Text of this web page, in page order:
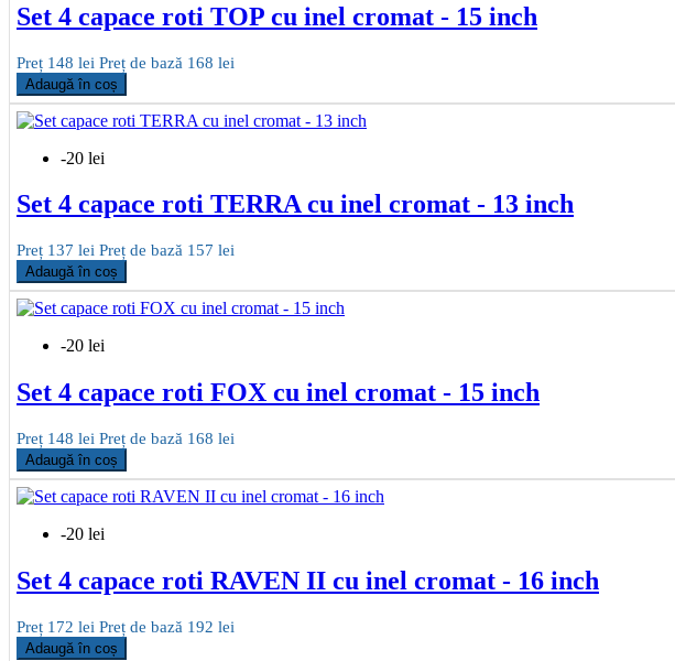
Set 4 capace roti TOP cu inel cromat - 15 inch
Preț 148 lei Preț de bază 168 lei
Adaugă în coș
-20 lei
Set 4 capace roti TERRA cu inel cromat - 13 inch
Preț 137 lei Preț de bază 157 lei
Adaugă în coș
-20 lei
Set 4 capace roti FOX cu inel cromat - 15 inch
Preț 148 lei Preț de bază 168 lei
Adaugă în coș
-20 lei
Set 4 capace roti RAVEN II cu inel cromat - 16 inch
Preț 172 lei Preț de bază 192 lei
Adaugă în coș